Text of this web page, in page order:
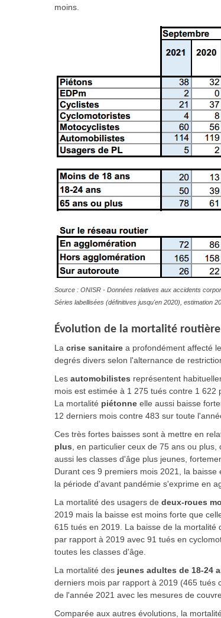
moins.
Source : ONISR - Données relatives aux accidents
Séries labellisées (définitives jusqu'en 2020), estimation
Évolution de la mortalité routière
La crise sanitaire a profondément affecté
degrés divers selon l'alternance de
Les automobilistes représentent
mois est estimée à 1 275 tués contre 1
La mortalité piétonne elle aussi baisse
12 derniers mois contre 483 sur toute
Ces très fortes baisses sont à mettre en
plus , en particulier ceux de 75 ans ou
aussi les classes d'âge plus jeunes,
Durant ces 9 premiers mois 2021, la
la période d'avant pandémie s'exprime en
La mortalité des usagers de deux-roues
2019 mais la baisse est moins forte que
615 tués en 2019. La baisse de la mortalité
par rapport à 2019 avec 91 tués en
toutes les classes d'âge.
La mortalité des jeunes adultes de 18-24
derniers mois par rapport à 2019 (465 tués
de l'année 2021 avec les mesures de
Comparée aux autres évolutions, la mortalité